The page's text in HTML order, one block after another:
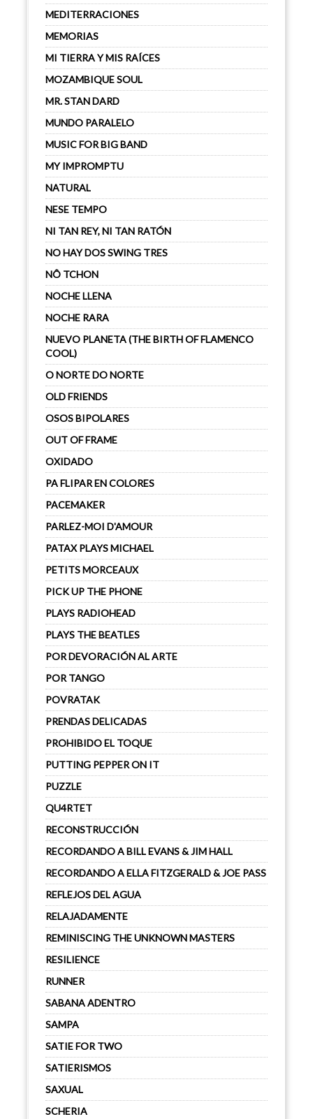
MEDITERRACIONES
MEMORIAS
MI TIERRA Y MIS RAÍCES
MOZAMBIQUE SOUL
MR. STAN DARD
MUNDO PARALELO
MUSIC FOR BIG BAND
MY IMPROMPTU
NATURAL
NESE TEMPO
NI TAN REY, NI TAN RATÓN
NO HAY DOS SWING TRES
NÔ TCHON
NOCHE LLENA
NOCHE RARA
NUEVO PLANETA (THE BIRTH OF FLAMENCO
COOL)
O NORTE DO NORTE
OLD FRIENDS
OSOS BIPOLARES
OUT OF FRAME
OXIDADO
PA FLIPAR EN COLORES
PACEMAKER
PARLEZ-MOI D'AMOUR
PATAX PLAYS MICHAEL
PETITS MORCEAUX
PICK UP THE PHONE
PLAYS RADIOHEAD
PLAYS THE BEATLES
POR DEVORACIÓN AL ARTE
POR TANGO
POVRATAK
PRENDAS DELICADAS
PROHIBIDO EL TOQUE
PUTTING PEPPER ON IT
PUZZLE
QU4RTET
RECONSTRUCCIÓN
RECORDANDO A BILL EVANS & JIM HALL
RECORDANDO A ELLA FITZGERALD & JOE PASS
REFLEJOS DEL AGUA
RELAJADAMENTE
REMINISCING THE UNKNOWN MASTERS
RESILIENCE
RUNNER
SABANA ADENTRO
SAMPA
SATIE FOR TWO
SATIERISMOS
SAXUAL
SCHERIA